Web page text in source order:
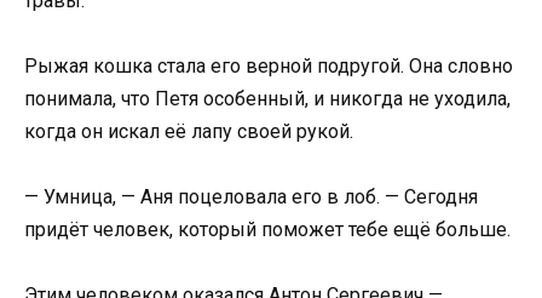
Рыжая кошка стала его верной подругой. Она словно
понимала, что Петя особенный, и никогда не уходила,
когда он искал её лапу своей рукой.
— Умница, — Аня поцеловала его в лоб. — Сегодня
придёт человек, который поможет тебе ещё больше.